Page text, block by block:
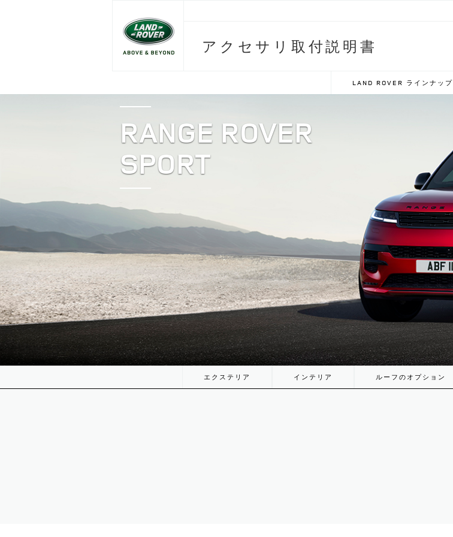
アクセサリ取付説明書
LAND ROVER ラインナップ
RANGE ROVER
SPORT
エクステリア インテリア ルーフのオプション